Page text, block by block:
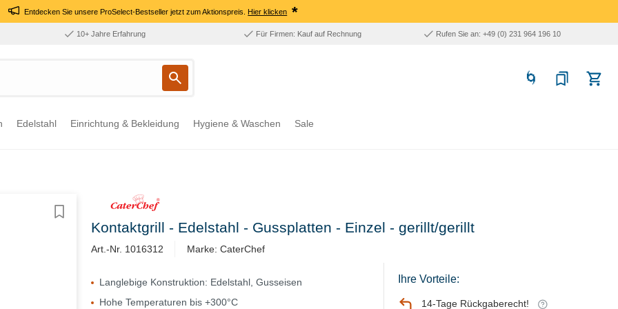
Entdecken Sie unsere ProSelect-Bestseller jetzt zum Aktionspreis.Hier klicken *
10+ Jahre Erfahrung Für Firmen: Kauf auf Rechnung Rufen Sie an: +49 (0) 231 964 196 10
Edelstahl Einrichtung & Bekleidung Hygiene & Waschen Sale
Kontaktgrill - Edelstahl - Gussplatten - Einzel - gerillt/gerillt
Art.-Nr. 1016312 Marke: CaterChef
Langlebige Konstruktion: Edelstahl, Gusseisen
Hohe Temperaturen bis +300°C
Ihre Vorteile:
14-Tage Rückgaberecht!